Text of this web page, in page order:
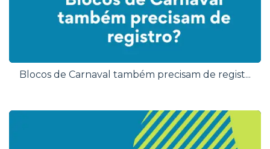
Blocos de Carnaval também precisam de regist...